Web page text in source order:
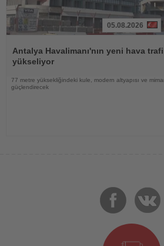
Oku
05.08.2026
Antalya Havalimanı'nın yeni hava
yükseliyor
77 metre yüksekliğindeki kule, modern altyapısı ve
güçlendirecek